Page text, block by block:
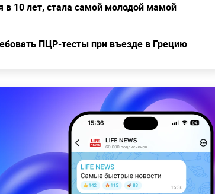
10 лет, стала самой молодой мамой
ПЦР-тесты при въезде в Грецию